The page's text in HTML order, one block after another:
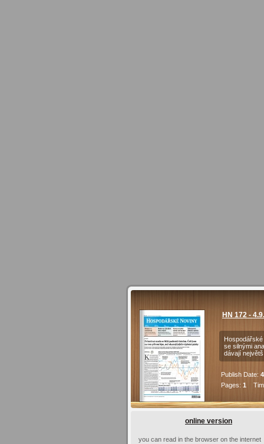
HN 172 -
se silnými
dávají
Publish Date:
Pages: 1
online version
you can read in the browser on the internet